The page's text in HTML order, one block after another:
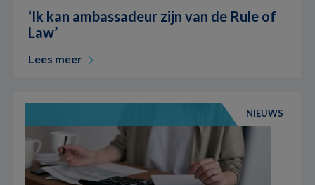
‘Ik kan ambassadeur zijn van de Rule of
Law’
Lees meer
NIEUWS